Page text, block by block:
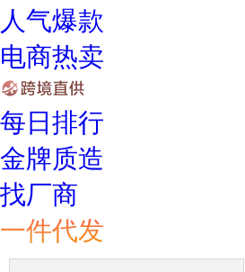
人气爆款
电商热卖
每日排行
金牌质造
找厂商
一件代发